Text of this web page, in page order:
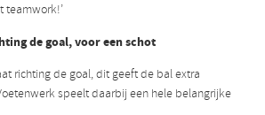
teamwork!’
de goal, voor een schot
richting de goal, dit geeft de bal extra
speelt daarbij een hele belangrijke